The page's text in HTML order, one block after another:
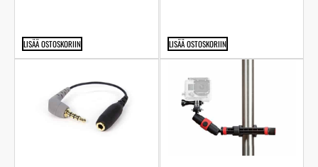
LISÄÄ OSTOSKORIIN LISÄÄ OSTOSKORIIN